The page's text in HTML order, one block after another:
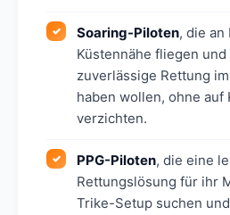
Soaring-Piloten, die an
Küstennähe fliegen
zuverlässige Rettung
haben wollen, ohne auf
verzichten.
PPG-Piloten, die eine
Rettungslösung für ihr
Trike-Setup suchen